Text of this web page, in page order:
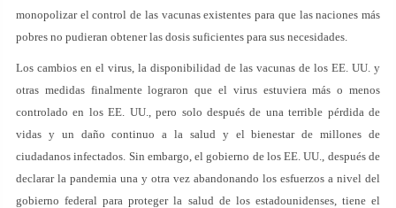
monopolizar el control de las vacunas existentes para que las naciones más
pobres no pudieran obtener las dosis suficientes para sus necesidades.
Los cambios en el virus, la disponibilidad de las vacunas de los EE. UU. y
otras medidas finalmente lograron que el virus estuviera más o menos
controlado en los EE. UU., pero solo después de una terrible pérdida de
vidas y un daño continuo a la salud y el bienestar de millones de
ciudadanos infectados. Sin embargo, el gobierno de los EE. UU., después de
declarar la pandemia una y otra vez abandonando los esfuerzos a nivel del
gobierno federal para proteger la salud de los estadounidenses, tiene el